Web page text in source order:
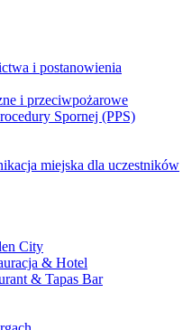
i postanowienia
i przeciwpożarowe
Spornej (PPS)
miejska dla uczestników
City
& Hotel
& Tapas Bar